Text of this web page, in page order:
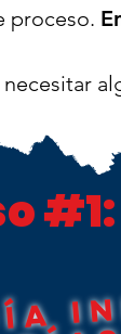
proceso.
necesitar
#1: